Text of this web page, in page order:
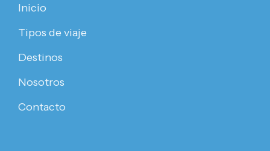
Inicio
Tipos de viaje
Destinos
Nosotros
Contacto